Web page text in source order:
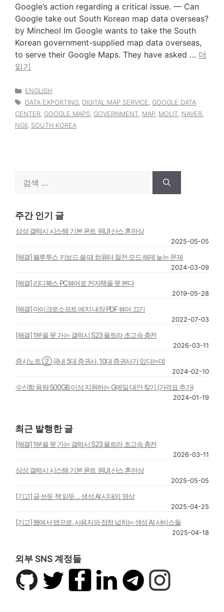
Google’s action regarding a critical issue. — Can
Google take out South Korean map data overseas?
by Mincheol Im Google wants to take the South
Korean government-supplied map data overseas,
to serve their Google Maps. They have asked … 더
읽기
카
테
리
ENGLISH
태
그
DATA EXPORTING, DIGITAL MAP SERVICE, GOOGLE DATA
CENTER, GOOGLE MAPS, GOVERNMENT, MAP, MOLIT, NAVER,
NGII, SOUTH KOREA
주간 인기 글
삼성 갤럭시 시스템 기본 폰트 원UI 산스 혼란상
2025-05-05
[해결] 블루투스 키보드 쓸 때 컴퓨터 절전 모드 해제 늦는 문제
2024-03-09
[해결] 리디북스 PC뷰어로 전자책을 못 본다
2019-05-28
[해결] 마이크로소프트 에지 내장 PDF 뷰어 끄기
2022-07-03
[해결] 1분을 못 가는 갤럭시 S23 울트라 초고속 충전
2026-03-11
증시노트 ② 국내 5대 증권사, 10대 증권사가 있다는데
2024-02-10
수신함 용량 500GB 이상 지원하는 G메일 대안 찾기 (가격표 추가)
2024-01-19
최근 발행한 글
[해결] 1분을 못 가는 갤럭시 S23 울트라 초고속 충전
2026-03-11
삼성 갤럭시 시스템 기본 폰트 원UI 산스 혼란상
2025-05-05
[기고] 글 쓰듯 책 읽듯… 생성 AI 시대의 영상
2025-04-25
[기고] 웹에서 앱으로, 사용자와 접점 넓히는 생성 AI 서비스들
2025-04-18
외부 SNS 계정들
깃
허
트
위
페
링
텔
레
인
스